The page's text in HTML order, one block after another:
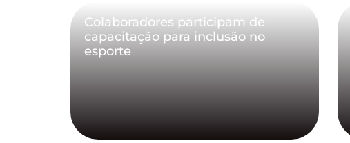
Colaboradores participam de
capacitação para inclusão no
esporte